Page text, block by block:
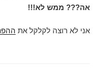
אה??? ממש לא!!!
אני לא רוצה לקלקל את